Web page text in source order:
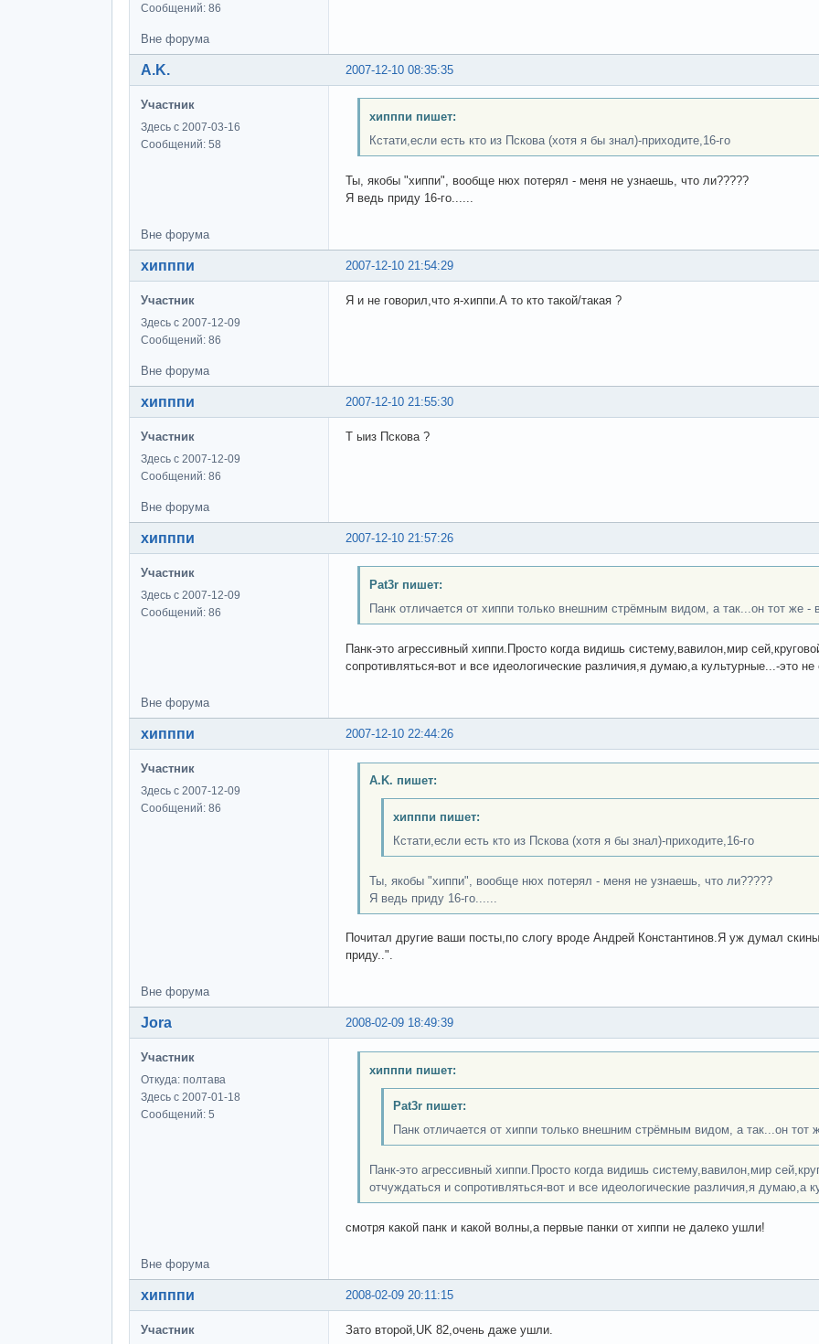
Сообщений: 86
Вне форума
2007-12-10 08:35:35
A.K.
Участник
Здесь с 2007-03-16
Сообщений: 58
хипппи пишет:
Кстати,если есть кто из Пскова (хотя я бы знал)-приходите,16-го
Ты, якобы "хиппи", вообще нюх потерял - меня не узнаешь, что ли?????
Я ведь приду 16-го......
Вне форума
2007-12-10 21:54:29
хипппи
Участник
Здесь с 2007-12-09
Сообщений: 86
Я и не говорил,что я-хиппи.А то кто такой/такая ?
Вне форума
2007-12-10 21:55:30
хипппи
Участник
Здесь с 2007-12-09
Сообщений: 86
Т ыиз Пскова ?
Вне форума
2007-12-10 21:57:26
хипппи
Участник
Здесь с 2007-12-09
Сообщений: 86
Pat3r пишет:
Панк отличается от хиппи только внешним стрёмным видом, а так...он тот же -
Панк-это агрессивный хиппи.Просто когда видишь систему,вавилон,мир
сопротивляться-вот и все идеологические различия,я думаю,а культурные...-это не
Вне форума
2007-12-10 22:44:26
хипппи
Участник
Здесь с 2007-12-09
Сообщений: 86
A.K. пишет:
хипппи пишет:
Кстати,если есть кто из Пскова (хотя я бы знал)-приходите,16-го
Ты, якобы "хиппи", вообще нюх потерял - меня не узнаешь, что ли?????
Я ведь приду 16-го......
Почитал другие ваши посты,по слогу вроде Андрей Константинов.Я уж думал
приду..".
Вне форума
2008-02-09 18:49:39
Jora
Участник
Откуда: полтава
Здесь с 2007-01-18
Сообщений: 5
хипппи пишет:
Pat3r пишет:
Панк отличается от хиппи только внешним стрёмным видом, а так...он тот
Панк-это агрессивный хиппи.Просто когда видишь систему,вавилон,мир
отчуждаться и сопротивляться-вот и все идеологические различия,я думаю,а
смотря какой панк и какой волны,а первые панки от хиппи не далеко ушли!
Вне форума
2008-02-09 20:11:15
хипппи
Участник Зато второй,UK 82,очень даже ушли.